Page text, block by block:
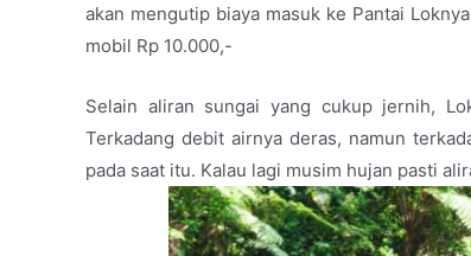
akan mengutip biaya masuk ke Pantai
mobil Rp 10.000,-
Selain aliran sungai yang cukup jernih,
Terkadang debit airnya deras, namun
pada saat itu. Kalau lagi musim hujan pasti